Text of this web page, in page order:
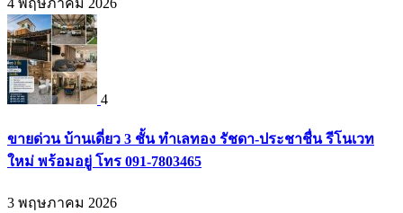
4 พฤษภาคม 2026
4
ขายด่วน บ้านเดี่ยว 3 ชั้น ทำเลทอง รัชดา-ประชาชื่น รีโนเวท
ใหม่ พร้อมอยู่ โทร 091-7803465
3 พฤษภาคม 2026